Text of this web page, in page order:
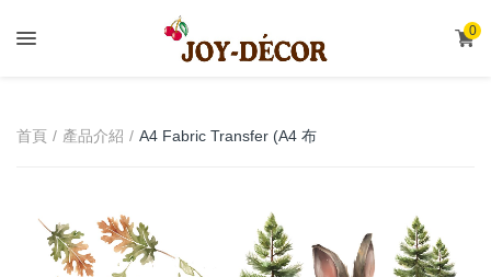
0
首頁 產品介紹
A4 Fabric Transfer (A4 布